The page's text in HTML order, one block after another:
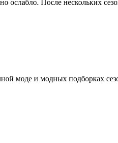
ослабло. После нескольких
моде и модных подборках